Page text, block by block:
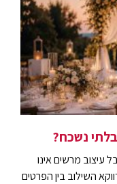
נשכח?
עיצוב מרשים אינו
השילוב בין הפרטים